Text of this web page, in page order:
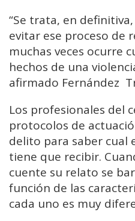
“Se trata, en
evitar ese proceso de
muchas veces ocurre
hechos de una
afirmado Fernández
Los profesionales del
protocolos de
delito para saber cual
tiene que recibir.
cuente su relato se
función de las
cada uno es muy